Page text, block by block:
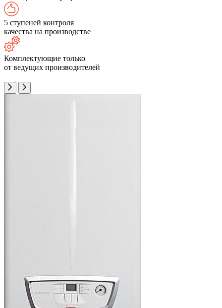
5 ступеней контроля
качества на производстве
Комплектующие только
от ведущих производителей